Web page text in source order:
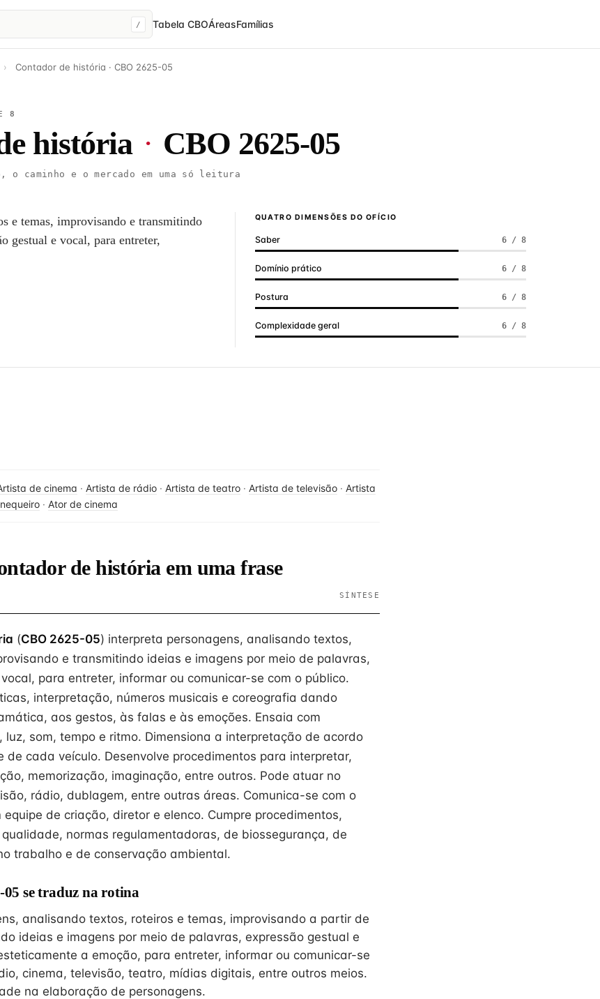
/ Tabela CBOÁreasFamílias
› Contador de história · CBO 2625-05
8
história · CBO 2625-05
caminho e o mercado em uma só leitura
e temas, improvisando e transmitindo
gestual e vocal, para entreter,
QUATRO DIMENSÕES DO OFÍCIO
Saber 6 / 8
Domínio prático 6 / 8
Postura 6 / 8
Complexidade geral 6 / 8
de cinema · Artista de rádio · Artista de teatro · Artista de televisão · Artista
· Ator de cinema
de história em uma frase
SÍNTESE
(CBO 2625-05) interpreta personagens, analisando textos,
e transmitindo ideias e imagens por meio de palavras,
para entreter, informar ou comunicar-se com o público.
interpretação, números musicais e coreografia dando
aos gestos, às falas e às emoções. Ensaia com
luz, som, tempo e ritmo. Dimensiona a interpretação de acordo
de cada veículo. Desenvolve procedimentos para interpretar,
memorização, imaginação, entre outros. Pode atuar no
rádio, dublagem, entre outras áreas. Comunica-se com o
equipe de criação, diretor e elenco. Cumpre procedimentos,
normas regulamentadoras, de biossegurança, de
trabalho e de conservação ambiental.
05 se traduz na rotina
analisando textos, roteiros e temas, improvisando a partir de
ideias e imagens por meio de palavras, expressão gestual e
a emoção, para entreter, informar ou comunicar-se
cinema, televisão, teatro, mídias digitais, entre outros meios.
na elaboração de personagens.